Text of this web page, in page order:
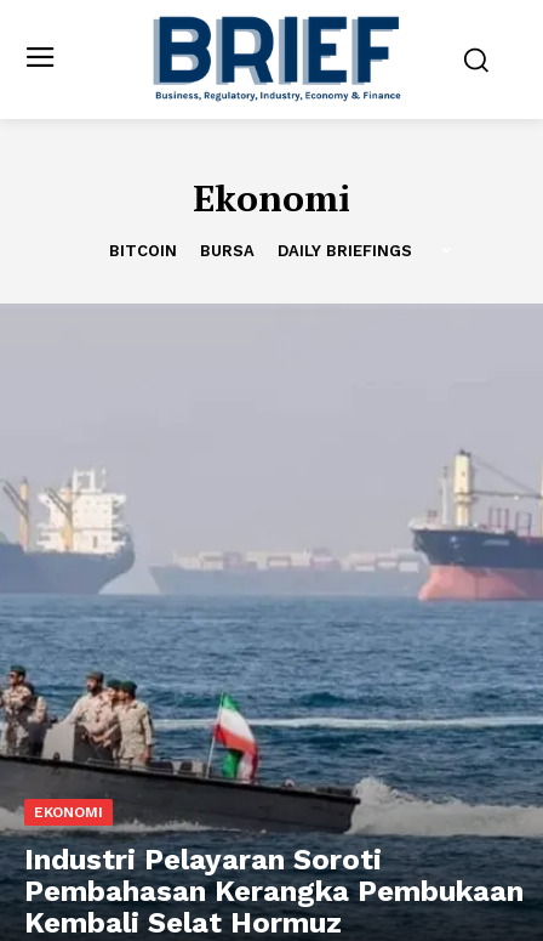
Ekonomi
BITCOIN BURSA DAILY BRIEFINGS
EKONOMI
Industri Pelayaran Soroti
Pembahasan Kerangka Pembukaan
Kembali Selat Hormuz